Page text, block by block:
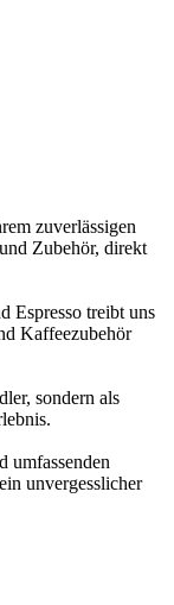
zuverlässigen
Zubehör, direkt
Espresso treibt uns
Kaffeezubehör
sondern als
umfassenden
unvergesslicher